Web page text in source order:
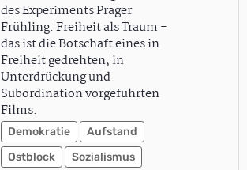
des Experiments Prager
Frühling. Freiheit als Traum -
das ist die Botschaft eines in
Freiheit gedrehten, in
Unterdrückung und
Subordination vorgeführten
Films.
Demokratie
Aufstand
Ostblock
Sozialismus